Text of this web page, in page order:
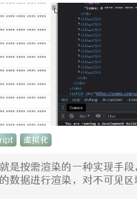
虚拟化
是按需渲染的一种实现手
数据进行渲染，对不可见